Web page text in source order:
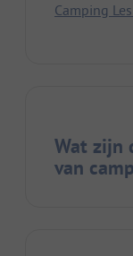
Camping
Wat zijn
van